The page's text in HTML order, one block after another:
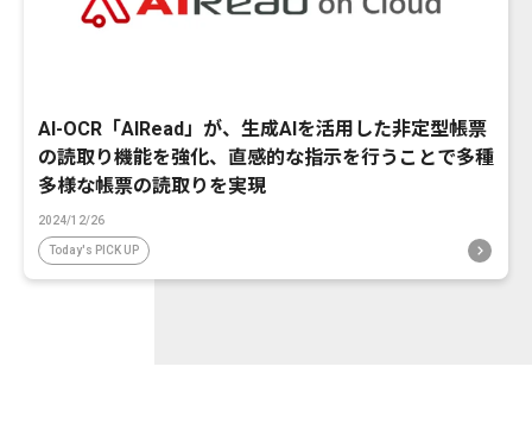
AI-OCR「AIRead」が、生成AIを活用した非定型帳票
の読取り機能を強化、直感的な指示を行うことで多種
多様な帳票の読取りを実現
2024/12/26
Today's PICK UP